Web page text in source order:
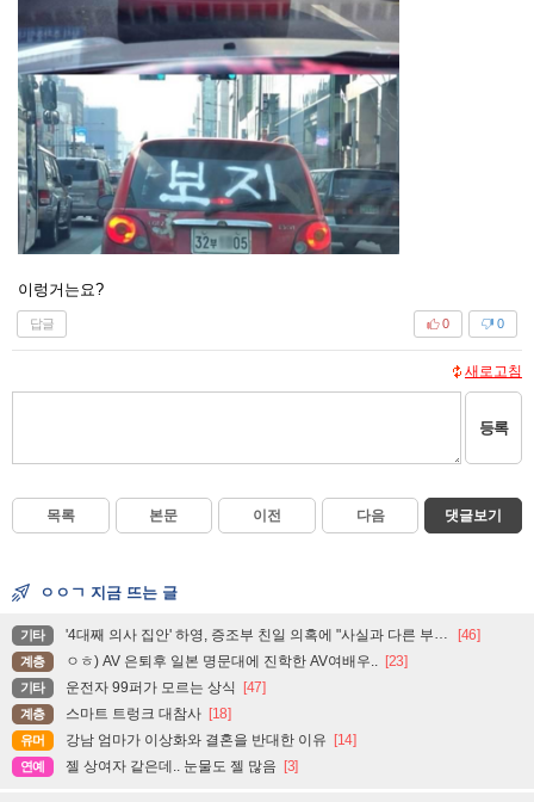
이렁거는요?
답글 0
0
새로고침
등록
목록 본문 이전 다음 댓글보기
ㅇㅇㄱ 지금 뜨는 글
기타 '4대째 의사 집안' 하영, 증조부 친일 의혹에 "사실과 다른 부분 있어" [46]
계층 ㅇㅎ) AV 은퇴후 일본 명문대에 진학한 AV여배우.. [23]
기타 운전자 99퍼가 모르는 상식 [47]
계층 스마트 트렁크 대참사 [18]
유머 강남 엄마가 이상화와 결혼을 반대한 이유 [14]
연예 젤 상여자 같은데.. 눈물도 젤 많음 [3]